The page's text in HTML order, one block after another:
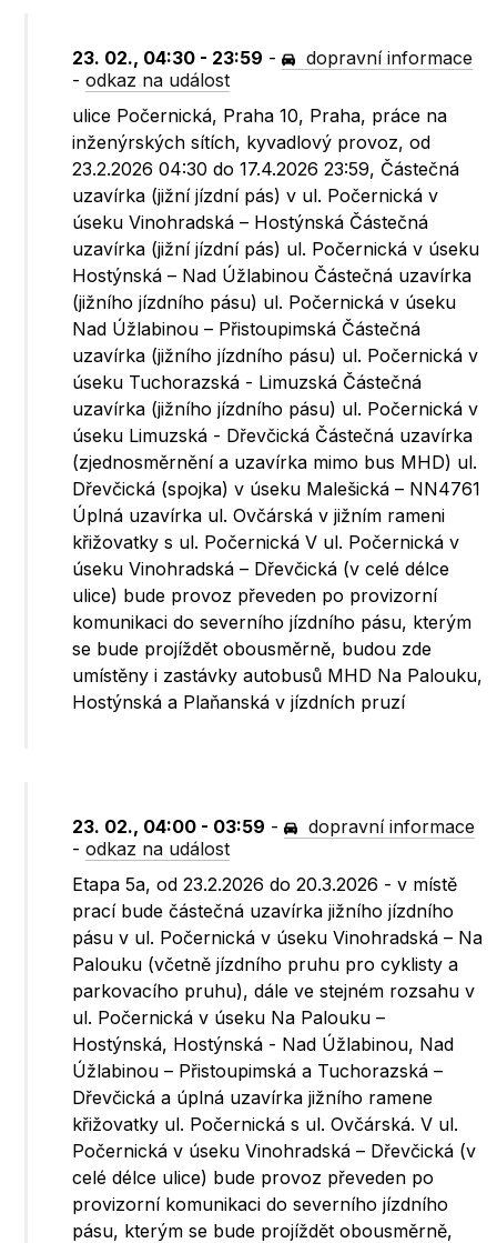
23. 02., 04:30 - 23:59 -
dopravní informace
-odkaz na událost
ulice Počernická, Praha 10, Praha, práce na
inženýrských sítích, kyvadlový provoz, od
23.2.2026 04:30 do 17.4.2026 23:59, Částečná
uzavírka (jižní jízdní pás) v ul. Počernická v
úseku Vinohradská – Hostýnská Částečná
uzavírka (jižní jízdní pás) ul. Počernická v úseku
Hostýnská – Nad Úžlabinou Částečná uzavírka
(jižního jízdního pásu) ul. Počernická v úseku
Nad Úžlabinou – Přistoupimská Částečná
uzavírka (jižního jízdního pásu) ul. Počernická v
úseku Tuchorazská - Limuzská Částečná
uzavírka (jižního jízdního pásu) ul. Počernická v
úseku Limuzská - Dřevčická Částečná uzavírka
(zjednosměrnění a uzavírka mimo bus MHD) ul.
Dřevčická (spojka) v úseku Malešická – NN4761
Úplná uzavírka ul. Ovčárská v jižním rameni
křižovatky s ul. Počernická V ul. Počernická v
úseku Vinohradská – Dřevčická (v celé délce
ulice) bude provoz převeden po provizorní
komunikaci do severního jízdního pásu, kterým
se bude projíždět obousměrně, budou zde
umístěny i zastávky autobusů MHD Na Palouku,
Hostýnská a Plaňanská v jízdních pruzí
23. 02., 04:00 - 03:59 -
dopravní informace
-odkaz na událost
Etapa 5a, od 23.2.2026 do 20.3.2026 - v místě
prací bude částečná uzavírka jižního jízdního
pásu v ul. Počernická v úseku Vinohradská – Na
Palouku (včetně jízdního pruhu pro cyklisty a
parkovacího pruhu), dále ve stejném rozsahu v
ul. Počernická v úseku Na Palouku –
Hostýnská, Hostýnská - Nad Úžlabinou, Nad
Úžlabinou – Přistoupimská a Tuchorazská –
Dřevčická a úplná uzavírka jižního ramene
křižovatky ul. Počernická s ul. Ovčárská. V ul.
Počernická v úseku Vinohradská – Dřevčická (v
celé délce ulice) bude provoz převeden po
provizorní komunikaci do severního jízdního
pásu, kterým se bude projíždět obousměrně,